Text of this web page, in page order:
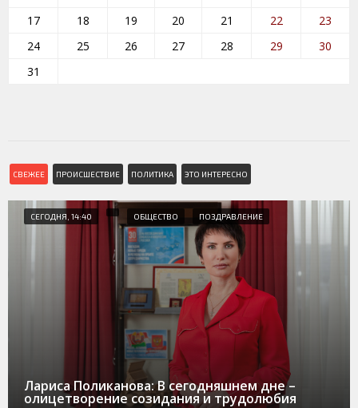
17
18 19 20 21 22
23
24
25 26 27 28 29
30
31
СВЕЖЕЕ ПРОИСШЕСТВИЕ ПОЛИТИКА ЭТО ИНТЕРЕСНО
СЕГОДНЯ, 14:40 ОБЩЕСТВО ПОЗДРАВЛЕНИЕ
Лариса Поликанова: В сегодняшнем дне –
олицетворение созидания и трудолюбия